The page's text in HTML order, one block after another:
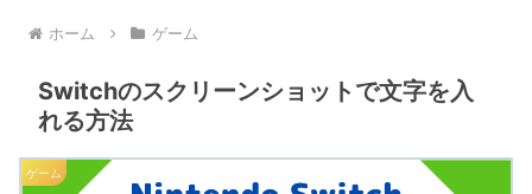
ホーム ゲーム
Switchのスクリーンショットで文字を入
れる方法
ゲーム